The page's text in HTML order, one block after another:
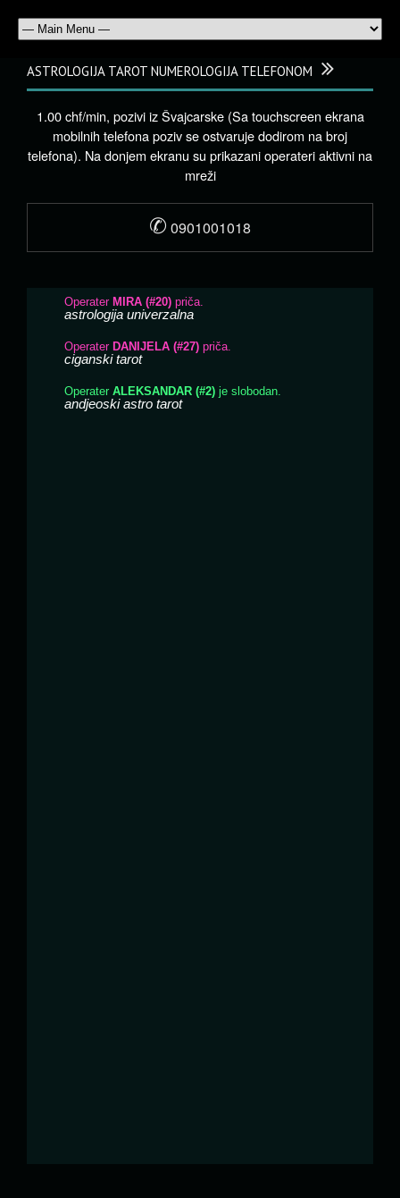
ASTROLOGIJA TAROT NUMEROLOGIJA TELEFONOM
1.00 chf/min, pozivi iz Švajcarske (Sa touchscreen ekrana
mobilnih telefona poziv se ostvaruje dodirom na broj
telefona). Na donjem ekranu su prikazani operateri aktivni na
mreži
✆ 0901001018